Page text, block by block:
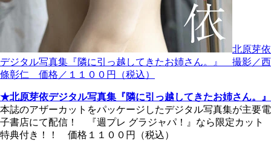
北原芽依
デジタル写真集『隣に引っ越してきたお姉さん。』 撮影／西
條彰仁 価格／１１００円（税込）
★北原芽依デジタル写真集『隣に引っ越してきたお姉さん。』
本誌のアザーカットをパッケージしたデジタル写真集が主要電
子書店にて配信！ 『週プレ グラジャパ！』なら限定カット
特典付き！！ 価格１１００円（税込）